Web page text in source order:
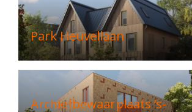
Park Heuvellaan
Archiefbewaarplaats ‘s-